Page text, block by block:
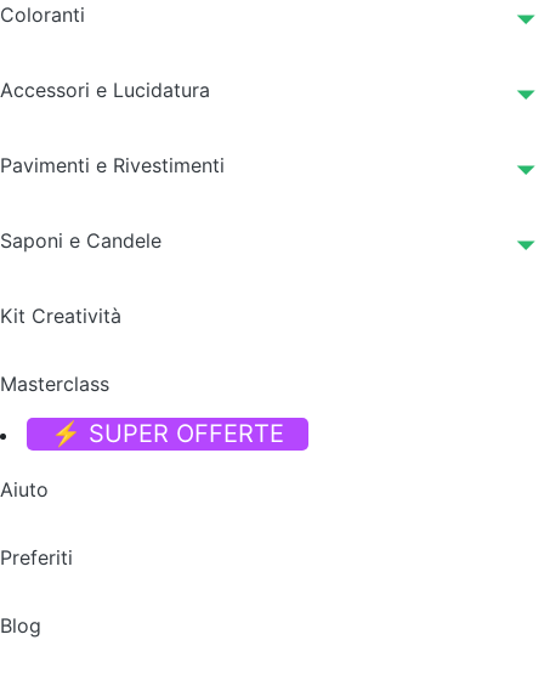
Coloranti
Accessori e Lucidatura
Pavimenti e Rivestimenti
Saponi e Candele
Kit Creatività
Masterclass
⚡ SUPER OFFERTE
Aiuto
Preferiti
Blog